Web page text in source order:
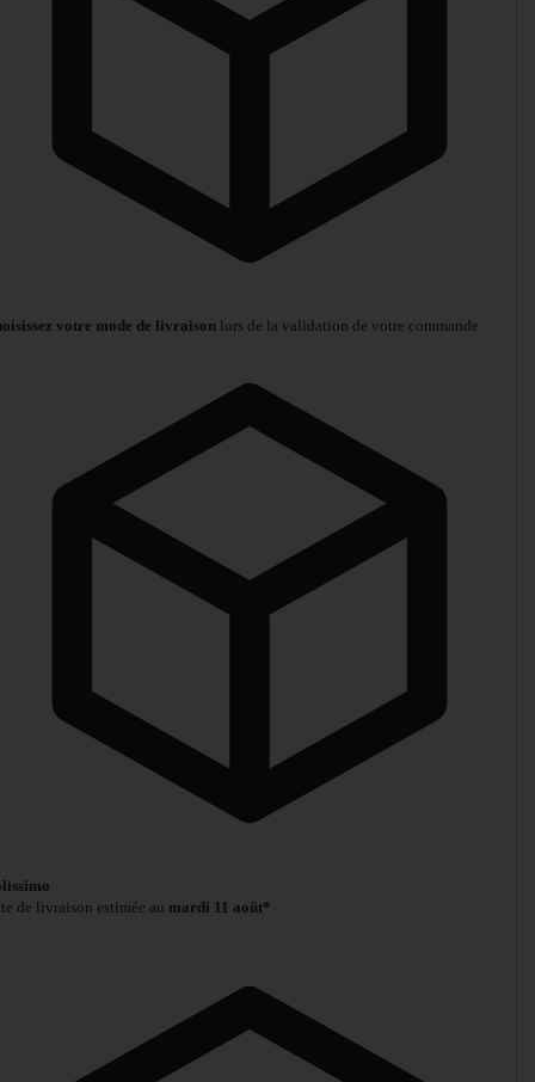
votre mode de livraison lors de la validation de votre commande
de livraison estimée au mardi 11 août*